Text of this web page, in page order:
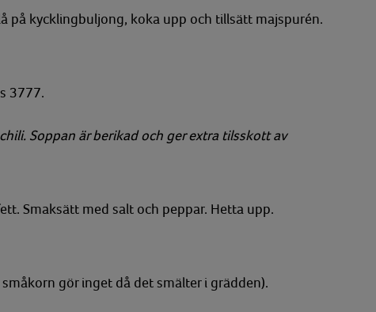
på kycklingbuljong, koka upp och tillsätt majspurén.
3777.
Soppan är berikad och ger extra tilsskott av
Smaksätt med salt och peppar. Hetta upp.
gör inget då det smälter i grädden).